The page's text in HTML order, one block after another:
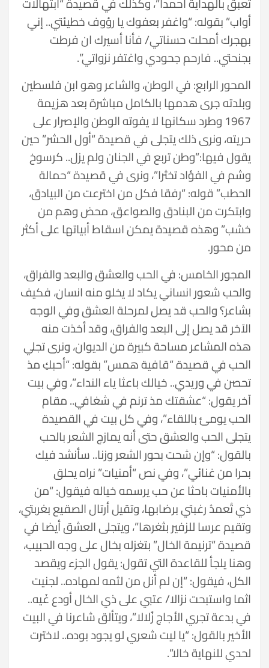
أواب” بقوله: “واغفر بعفوك يا رؤوف خطيئتي.. إني
بهجرك أمحلت حسناتي/ فأنا أسيرك ان فرطت
بجنحتي.. فارحم جحودي واغتفر نزواتي”.
المحور الرابع: في الوطن، والشاعر وهو ابن فلسطين
وبلدته جرى هدمها بالكامل مباشرة بعد هزيمة
1967 وطرد سكانها لا يفوته الوطن والإصرار على
حريته، ونرى ذلك يتجلى في قصيدة “أول الحشر” حين
يقول فيها:”وطن تربع في الجنان ولم يزل.. كرسوخ
وشم في الفؤاد تخثرا”، ونرى في قصيدة “حمالة
الحطب” قوله: “رفقا فكل من اخترعت من البيادق،
وابتكرت من البنادق والصواعق، محض وهم من
خشب” وهذه قصيدة يمكن اسقاط أبياتها على أكثر
من محور.
المجور الخامس: في الحب والعشق والبعد والفراق،
والحب شعور انساني يكاد لا يخلو منه انسان، فكيف
بشاعر؟ والحب قد يصل لمرحلة العشق وفي الوجه
الآخر قد يصل إلى البعد والفراق، وقد أخذت منه
هذه المشاعر مساحة كبيرة من الديوان، ونرى تجلي
الحب في قصيدة “قافية همس” بقوله: “أحبكِ مذ
تحصن في وريدي.. خيالك باعثا ياء النداء”، وفي بيت
آخر يقول: “عشقتك مذ ترنم في شغافي.. مقام
الحب يومئ باللقاء”، وفي كل بيت في القصيدة
يتجلى الحب والعشق حتى أنه يمازج الشعر بالحب
بالقول: “وإن شحت بحور الشعر وزنا.. سأنشد فيك
بحرا من غنائي”، وفي نص “أمنيات” نراه يحلق
بالأمنيات باحثا عن حب يرسمه خياله فيقول: “من
ذي تُعمدُ رغبتي برضابها، وتقيل أرتال الصقيع بغربتي،
وتقيم عرسا للزفير بثغرها”، ويتجلى العشق أيضا في
قصيدة “ترنيمة الخال” بتغزله بخال على وجه الحبيب،
وهنا يلجأ للقاعدة التي تقول: يقول الجزء ويقصد
الكل، فيقول: “إن لم أنل من لثمه لمهاده.. لجنيت
اثما واستبحت نزالا/ عتبي على ذي الخال أودع غَيه..
في بدعة تجري الأجاج زُلالا”، ويتألق شاعرنا في البيت
الأخير بالقول: “يا ليت شعري لو يجود بوده.. لاخترت
لحدي للنهاية خالا”.